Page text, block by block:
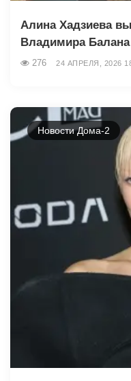
Алина Хадзиева
Владимира Балана
276 24 АПРЕЛЯ, 2026
Новости Дома-2